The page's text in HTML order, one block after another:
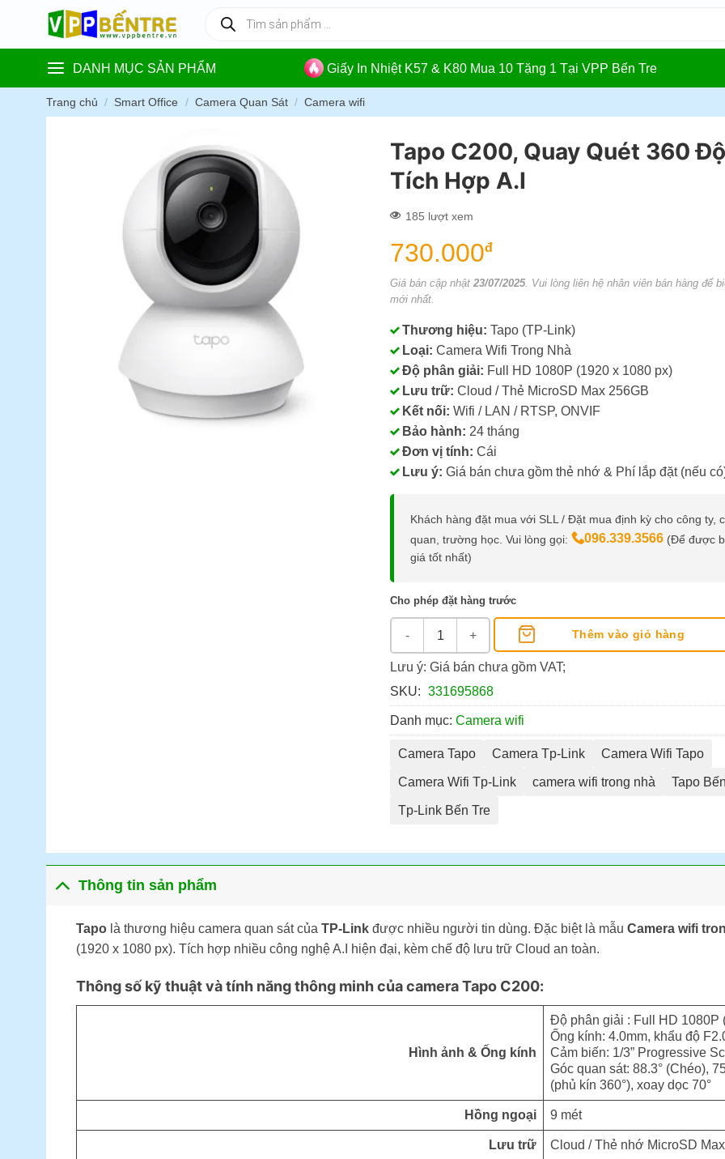
content
kiếm
phẩm
DANH MỤC SẢN PHẨM Giấy In Nhiệt K57 & K80 Mua 10 Tặng 1 Tại VPP Bến Tre
Trang chủ / Smart Office / Camera Quan Sát / Camera wifi
Tapo C200, Quay Quét 360
Tích Hợp A.I
185 lượt xem
730.000đ
Giá bán cập nhật 23/07/2025. Vui lòng liên hệ nhân viên bán hàng để
mới nhất.
Thương hiệu: Tapo (TP-Link)
Loại: Camera Wifi Trong Nhà
Độ phân giải: Full HD 1080P (1920 x 1080 px)
Lưu trữ: Cloud / Thẻ MicroSD Max 256GB
Kết nối: Wifi / LAN / RTSP, ONVIF
Bảo hành: 24 tháng
Đơn vị tính: Cái
Lưu ý: Giá bán chưa gồm thẻ nhớ & Phí lắp đặt (nếu
Khách hàng đặt mua với SLL / Đặt mua định kỳ cho công ty,
quan, trường học. Vui lòng gọi:
096.339.3566 (Để được
giá tốt nhất)
Cho phép đặt hàng trước
Tapo C200, Quay Quét 360 Độ, Tích Hợp A.I số lượng
Thêm vào giỏ hàng
Lưu ý: Giá bán chưa gồm VAT;
SKU: 331695868
Danh mục: Camera wifi
Camera Tapo Camera Tp-Link Camera Wifi Tapo
Camera Wifi Tp-Link camera wifi trong nhà Tapo
Tp-Link Bến Tre
Thông tin sản phẩm
Tapolà thương hiệu camera quan sát của TP-Linkđược nhiều người tin dùng. Đặc biệt là mẫu Camera wifi
(1920 x 1080 px). Tích hợp nhiều công nghệ A.I hiện đại, kèm chế độ lưu trữ Cloud an toàn.
Thông số kỹ thuật và tính năng thông minh của camera Tapo C200:
Hình ảnh & Ống kính
Độ phân giải : Full HD 1080P
Ống kính: 4.0mm, khẩu độ
Cảm biến: 1/3” Progressive
Góc quan sát: 88.3° (Chéo),
(phủ kín 360°), xoay dọc 70°
Hồng ngoại 9 mét
Lưu trữ Cloud / Thẻ nhớ MicroSD